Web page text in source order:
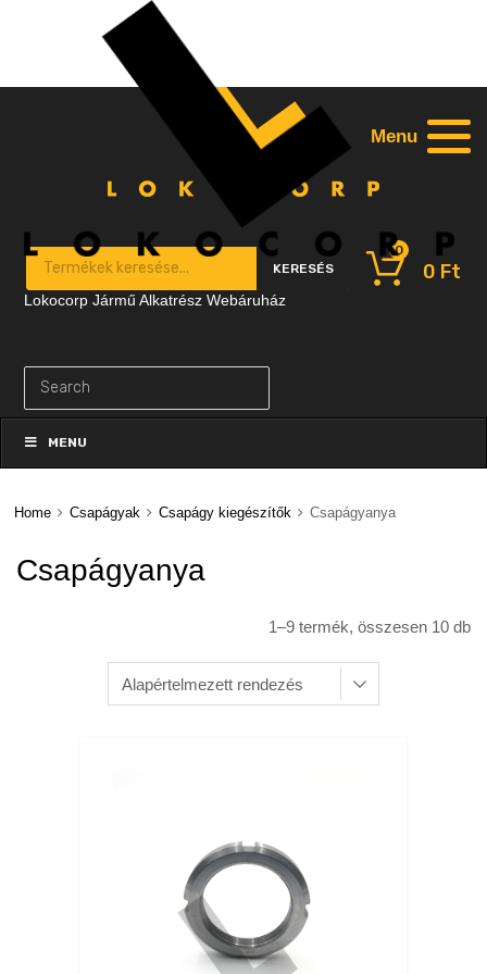
Products search
KERESÉS 0 Ft
0
to
contentMENU
Home Csapágyak Csapágy kiegészítők Csapágyanya
Csapágyanya
1–9 termék, összesen 10 db
Lokocorp Jármű Alkatrész Webáruház
Menu